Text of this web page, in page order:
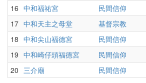
16 中和福祐宮 民間信仰
17 中和天主之母堂 基督宗教
18 中和尖山福德宮 民間信仰
19 中和崎仔頭福德宮 民間信仰
20 三介廟 民間信仰